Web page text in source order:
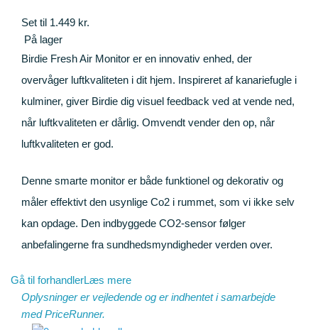
Set til 1.449 kr.
På lager
Birdie Fresh Air Monitor er en innovativ enhed, der
overvåger luftkvaliteten i dit hjem. Inspireret af kanariefugle i
kulminer, giver Birdie dig visuel feedback ved at vende ned,
når luftkvaliteten er dårlig. Omvendt vender den op, når
luftkvaliteten er god.
Denne smarte monitor er både funktionel og dekorativ og
måler effektivt den usynlige Co2 i rummet, som vi ikke selv
kan opdage. Den indbyggede CO2-sensor følger
anbefalingerne fra sundhedsmyndigheder verden over.
Gå til forhandlerLæs mere
Oplysninger er vejledende og er indhentet i samarbejde
medPriceRunner.